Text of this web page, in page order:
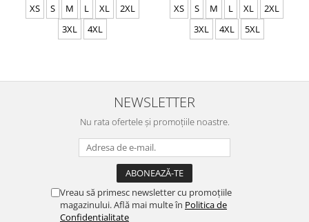
XS S M L XL
2XL
3XL
4XL
XS S M L XL
2XL
3XL
4XL 5XL
NEWSLETTER
Nu rata ofertele și promoțiile noastre.
Vreau să primesc newsletter cu promoțiile
magazinului. Află mai multe în Politica de
Confidentialitate